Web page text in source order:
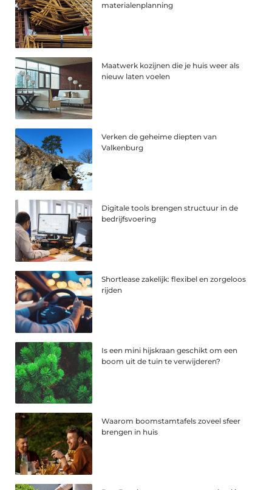
materialenplanning
Maatwerk kozijnen die je huis weer als
nieuw laten voelen
Verken de geheime diepten van
Valkenburg
Digitale tools brengen structuur in de
bedrijfsvoering
Shortlease zakelijk: flexibel en zorgeloos
rijden
Is een mini hijskraan geschikt om een
boom uit de tuin te verwijderen?
Waarom boomstamtafels zoveel sfeer
brengen in huis